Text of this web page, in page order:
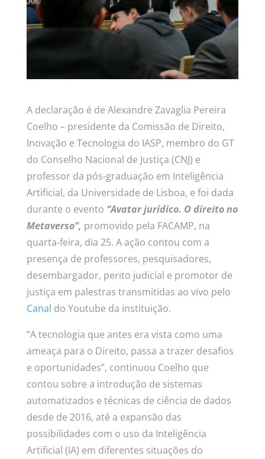
A declaração é de Alexandre Zavaglia Pereira
Coelho – presidente da Comissão de Direito,
Inovação e Tecnologia do IASP, membro do GT
do Conselho Nacional de Justiça (CNJ) e
professor da pós-graduação em Inteligência
Artificial, da Universidade de Lisboa, e foi dada
durante o evento “Avatar jurídico. O direito no
Metaverso”, promovido pela FACAMP, na
quarta-feira, dia 25. A ação contou com a
presença de professores, pesquisadores,
desembargador, perito judicial e promotor de
justiça em palestras transmitidas ao vivo pelo
Canal do Youtube da instituição.
“A tecnologia que antes era vista como uma
ameaça para o Direito, passa a trazer desafios
e oportunidades”, continuou Coelho que
contou sobre a introdução de sistemas
automatizados e técnicas de ciência de dados
desde de 2016, até a expansão das
possibilidades com o uso da Inteligência
Artificial (IA) em diferentes situações do